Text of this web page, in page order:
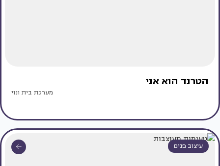
הטרנד הוא אני
מערכת בית ונוי
עיצוב פנים